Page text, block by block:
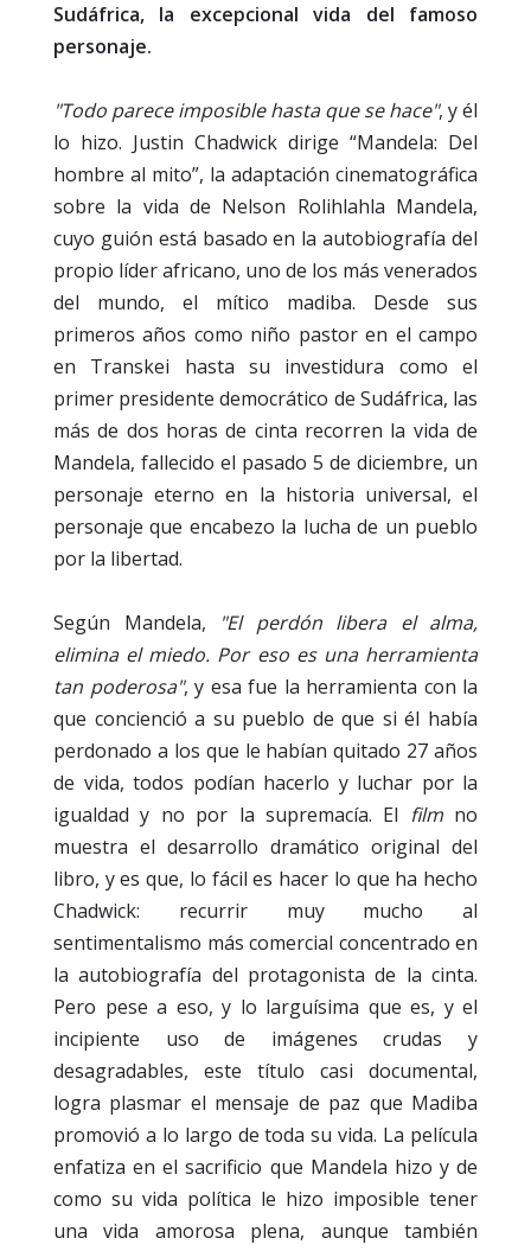
Sudáfrica, la excepcional vida del famoso
personaje.
"Todo parece imposible hasta que se hace", y él
lo hizo. Justin Chadwick dirige “Mandela: Del
hombre al mito”, la adaptación cinematográfica
sobre la vida de Nelson Rolihlahla Mandela,
cuyo guión está basado en la autobiografía del
propio líder africano, uno de los más venerados
del mundo, el mítico madiba. Desde sus
primeros años como niño pastor en el campo
en Transkei hasta su investidura como el
primer presidente democrático de Sudáfrica, las
más de dos horas de cinta recorren la vida de
Mandela, fallecido el pasado 5 de diciembre, un
personaje eterno en la historia universal, el
personaje que encabezo la lucha de un pueblo
por la libertad.
Según Mandela,
"El perdón libera el alma,
elimina el miedo. Por eso es una herramienta
tan poderosa", y esa fue la herramienta con la
que concienció a su pueblo de que si él había
perdonado a los que le habían quitado 27 años
de vida, todos podían hacerlo y luchar por la
igualdad y no por la supremacía. El filmno
muestra el desarrollo dramático original del
libro, y es que, lo fácil es hacer lo que ha hecho
Chadwick: recurrir muy mucho al
sentimentalismo más comercial concentrado en
la autobiografía del protagonista de la cinta.
Pero pese a eso, y lo larguísima que es, y el
incipiente uso de imágenes crudas y
desagradables, este título casi documental,
logra plasmar el mensaje de paz que Madiba
promovió a lo largo de toda su vida. La película
enfatiza en el sacrificio que Mandela hizo y de
como su vida política le hizo imposible tener
una vida amorosa plena, aunque también